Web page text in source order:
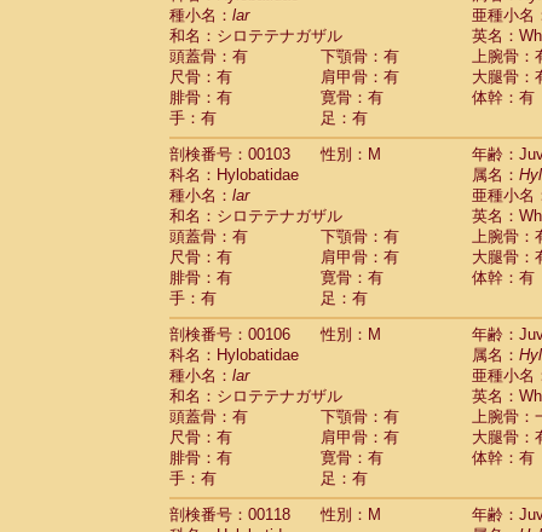
Scandentia
ScandentiaTupaia minor
種小名： lar
亜種小名
和名：シロテテナガザル
英名：
頭蓋骨：有
下顎骨：有
上腕骨：
尺骨：有
肩甲骨：有
大腿骨：
腓骨：有
寛骨：有
体幹：有
手：有
足：有
剖検番号：00103
性別：M
年齢：
科名：Hylobatidae
属名：
種小名： lar
亜種小名
和名：シロテテナガザル
英名：
頭蓋骨：有
下顎骨：有
上腕骨：
尺骨：有
肩甲骨：有
大腿骨：
腓骨：有
寛骨：有
体幹：有
手：有
足：有
剖検番号：00106
性別：M
年齢：
科名：Hylobatidae
属名：
種小名： lar
亜種小名
和名：シロテテナガザル
英名：
頭蓋骨：有
下顎骨：有
上腕骨：
尺骨：有
肩甲骨：有
大腿骨：
腓骨：有
寛骨：有
体幹：有
手：有
足：有
剖検番号：00118
性別：M
年齢：